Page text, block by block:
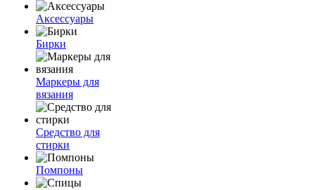
Аксессуары
Бирки
Маркеры для
вязания
Средство для
стирки
Помпоны